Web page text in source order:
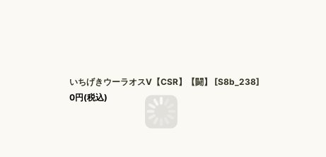
いちげきウーラオスV【CSR】【闘】 [S8b_238]
0円(税込)